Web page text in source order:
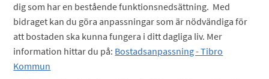
dig som har en bestående funktionsnedsättning. Med
bidraget kan du göra anpassningar som är nödvändiga för
att bostaden ska kunna fungera i ditt dagliga liv. Mer
information hittar du på: Bostadsanpassning - Tibro
Kommun